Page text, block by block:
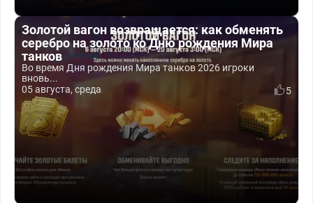
Золотой вагон возвращается: как обменять
серебро на золото ко Дню рождения Мира
танков
Во время Дня рождения Мира танков 2026 игроки
вновь...
05 августа, среда
5